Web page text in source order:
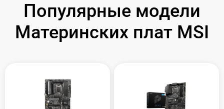
Популярные модели
Материнских плат MSI